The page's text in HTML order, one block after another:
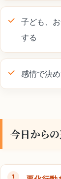
子ども、
する
感情で決
今日から